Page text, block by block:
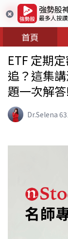
強勢股
最多人按
首頁
ETF 定期
追？這集
題一次解
Dr.Selena